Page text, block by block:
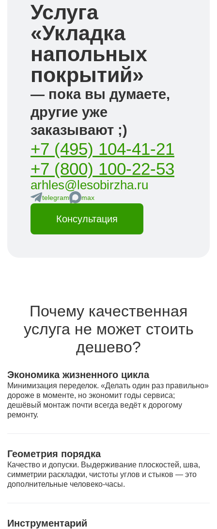
Услуга
«Укладка
напольных
покрытий»
— пока вы думаете,
другие уже
заказывают ;)
+7 (495) 104-41-21
+7 (800) 100-22-53
arhles@lesobirzha.ru
telegram max
Консультация
Почему качественная
услуга не может стоить
дешево?
Экономика жизненного цикла
Минимизация переделок. «Делать один раз правильно»
дороже в моменте, но экономит годы сервиса;
дешёвый монтаж почти всегда ведёт к дорогому
ремонту.
Геометрия порядка
Качество и допуски. Выдерживание плоскостей, шва,
симметрии раскладки, чистоты углов и стыков — это
дополнительные человеко-часы.
Инструментарий